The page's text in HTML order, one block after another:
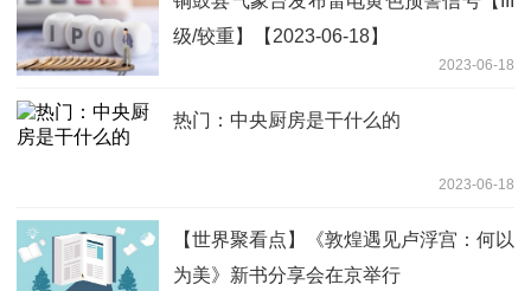
级/较重】【2023-06-18】
2023-06-18
热门：中央厨房是干什么的
2023-06-18
【世界聚看点】《敦煌遇见卢浮宫：何以
为美》新书分享会在京举行